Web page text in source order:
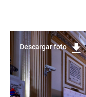
Descargar foto